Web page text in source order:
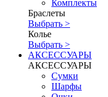
Комплекты
Браслеты
Выбрать >
Колье
Выбрать >
АКСЕССУАРЫ
АКСЕССУАРЫ
Сумки
Шарфы